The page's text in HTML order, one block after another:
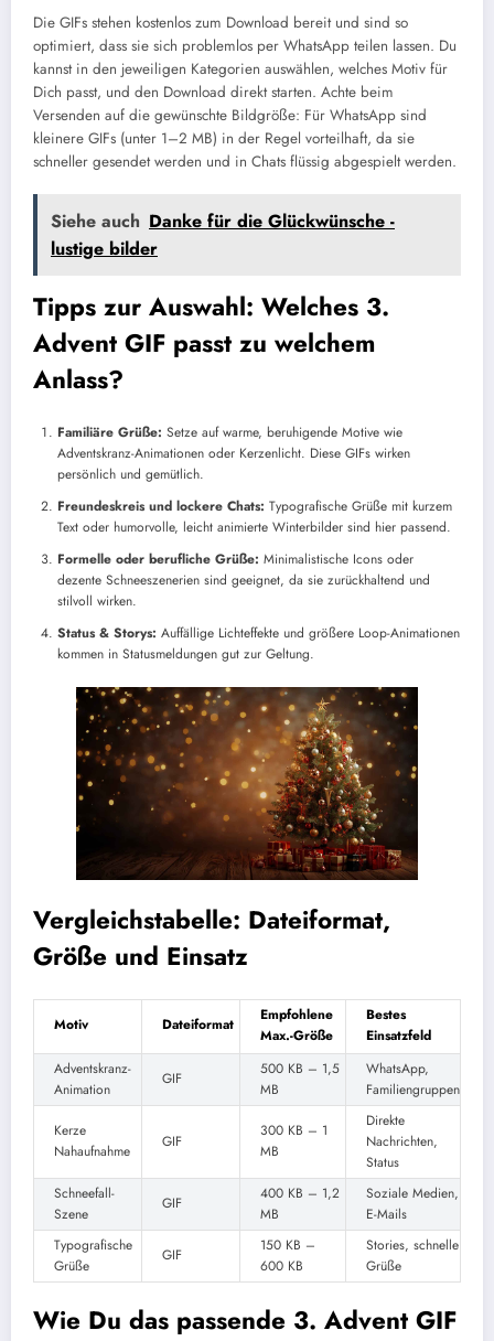
Die GIFs stehen kostenlos zum Download bereit und sind so
optimiert, dass sie sich problemlos per WhatsApp teilen lassen. Du
kannst in den jeweiligen Kategorien auswählen, welches Motiv für
Dich passt, und den Download direkt starten. Achte beim
Versenden auf die gewünschte Bildgröße: Für WhatsApp sind
kleinere GIFs (unter 1–2 MB) in der Regel vorteilhaft, da sie
schneller gesendet werden und in Chats flüssig abgespielt werden.
Siehe auch Danke für die Glückwünsche -
lustige bilder
Tipps zur Auswahl: Welches 3.
Advent GIF passt zu welchem
Anlass?
Familiäre Grüße: Setze auf warme, beruhigende Motive wie
Adventskranz-Animationen oder Kerzenlicht. Diese GIFs wirken
persönlich und gemütlich.
Freundeskreis und lockere Chats: Typografische Grüße mit kurzem
Text oder humorvolle, leicht animierte Winterbilder sind hier passend.
Formelle oder berufliche Grüße: Minimalistische Icons oder
dezente Schneeszenerien sind geeignet, da sie zurückhaltend und
stilvoll wirken.
Status & Storys: Auffällige Lichteffekte und größere Loop-Animationen
kommen in Statusmeldungen gut zur Geltung.
Vergleichstabelle: Dateiformat,
Größe und Einsatz
Motiv Dateiformat
Empfohlene
Max.-Größe
Bestes
Einsatzfeld
Adventskranz-
Animation
GIF
500 KB – 1,5
MB
WhatsApp,
Familiengruppen
Kerze
Nahaufnahme
GIF
300 KB – 1
MB
Direkte
Nachrichten,
Status
Schneefall-
Szene
GIF
400 KB – 1,2
MB
Soziale Medien,
E-Mails
Typografische
Grüße
GIF
150 KB –
600 KB
Stories, schnelle
Grüße
Wie Du das passende 3. Advent GIF